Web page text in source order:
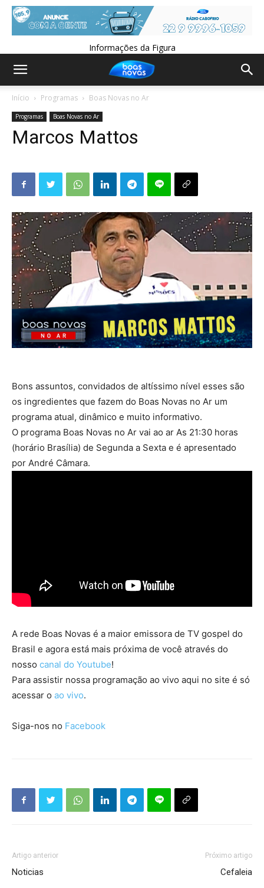
Informações da Figura
Início Programas Boas Novas no Ar
Programas Boas Novas no Ar
Marcos Mattos
Bons assuntos, convidados de altíssimo nível esses são
os ingredientes que fazem do Boas Novas no Ar um
programa atual, dinâmico e muito informativo.
O programa Boas Novas no Ar vai ao ar As 21:30 horas
(horário Brasília) de Segunda a Sexta e é apresentado
por André Câmara.
A rede Boas Novas é a maior emissora de TV gospel do
Brasil e agora está mais próxima de você através do
nosso canal do Youtube!
Para assistir nossa programação ao vivo aqui no site é só
acessar o ao vivo.
Siga-nos no Facebook
Artigo anterior
Noticias
Próximo artigo
Cefaleia